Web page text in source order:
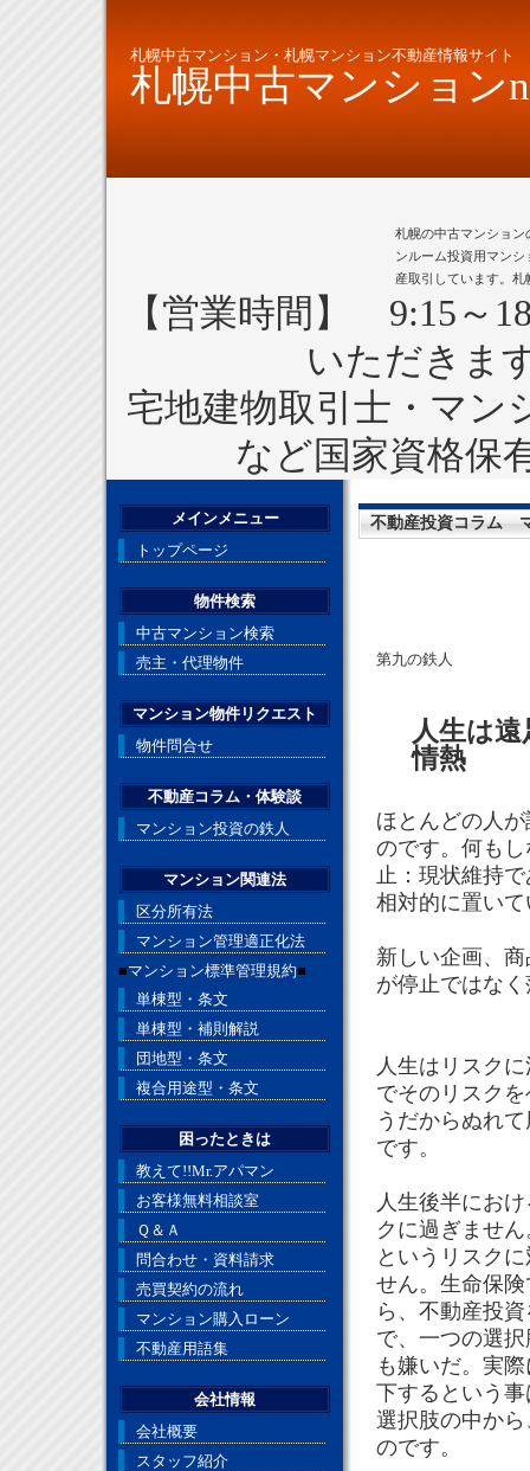
札幌中古マンション・札幌マンション不動産情報サイト
札幌中古マンション
札幌の中古マンショ
ンルーム投資用マン
産取引しています。
【営業時間】 9:15～
いただきま
宅地建物取引士・マン
など国家資格保
不動産投資コラム
第九の鉄人
人生は
情熱
ほとんどの人
のです。何も
止：現状維持
相対的に置い
新しい企画、
が停止ではな
人生はリスク
でそのリスク
うだからぬれ
です。
人生後半にお
クに過ぎませ
というリスク
せん。生命保
ら、不動産投
で、一つの選
も嫌いだ。実
下するという
選択肢の中か
のです。
メインメニュー
トップページ
物件検索
中古マンション検索
売主・代理物件
マンション物件リクエスト
物件問合せ
不動産コラム・体験談
マンション投資の鉄人
マンション関連法
区分所有法
マンション管理適正化法
■マンション標準管理規約■
単棟型・条文
単棟型・補則解説
団地型・条文
複合用途型・条文
困ったときは
教えて!!Mr.アパマン
お客様無料相談室
Ｑ＆Ａ
問合わせ・資料請求
売買契約の流れ
マンション購入ローン
不動産用語集
会社情報
会社概要
スタッフ紹介